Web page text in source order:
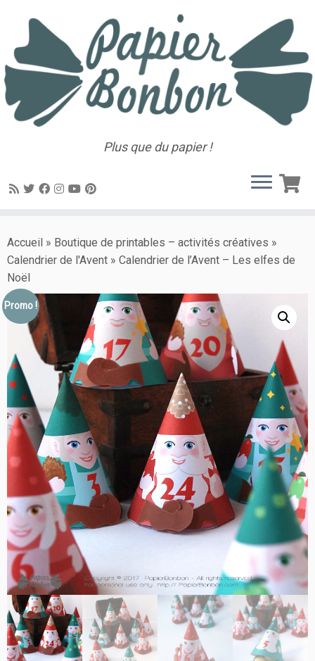
Plus que du papier !
Accueil » Boutique de printables – activités créatives »
Calendrier de l'Avent » Calendrier de l’Avent – Les elfes de
Noël
Promo !